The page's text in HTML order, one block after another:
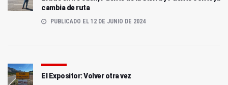
cambia de ruta
PUBLICADO EL 12 DE JUNIO DE 2024
El Expositor: Volver otra vez